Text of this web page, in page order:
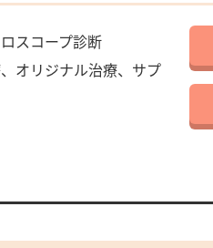
スコープ診断
オリジナル治療、サプ